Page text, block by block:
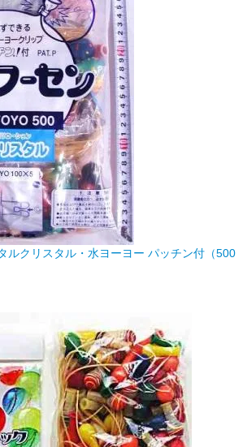
ルクリスタル・水ヨーヨー パッチン付（500